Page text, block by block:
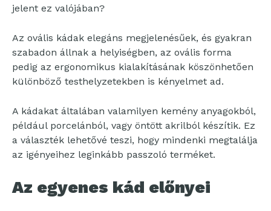
jelent ez valójában?
Az ovális kádak elegáns megjelenésűek, és gyakran
szabadon állnak a helyiségben, az ovális forma
pedig az ergonomikus kialakításának köszönhetően
különböző testhelyzetekben is kényelmet ad.
A kádakat általában valamilyen kemény anyagokból,
például porcelánból, vagy öntött akrilból készítik. Ez
a választék lehetővé teszi, hogy mindenki megtalálja
az igényeihez leginkább passzoló terméket.
Az egyenes kád előnyei